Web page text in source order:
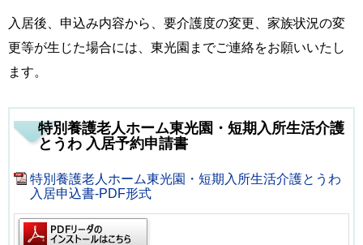
入居後、申込み内容から、要介護度の変更、家族状況の変
更等が生じた場合には、東光園までご連絡をお願いいたし
ます。
特別養護老人ホーム東光園・短期入所生活介護
とうわ 入居予約申請書
特別養護老人ホーム東光園・短期入所生活介護とうわ
入居申込書-PDF形式